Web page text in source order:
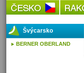
Švýcarsko
BERNER OBERLAND